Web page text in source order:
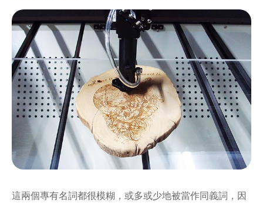
這兩個專有名詞都很模糊，或多或少地被當作同義詞，因